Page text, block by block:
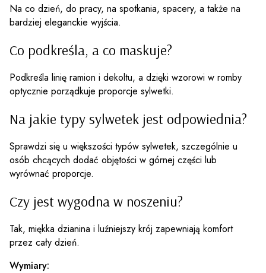
Na co dzień, do pracy, na spotkania, spacery, a także na
bardziej eleganckie wyjścia.
Co podkreśla, a co maskuje?
Podkreśla linię ramion i dekoltu, a dzięki wzorowi w romby
optycznie porządkuje proporcje sylwetki.
Na jakie typy sylwetek jest odpowiednia?
Sprawdzi się u większości typów sylwetek, szczególnie u
osób chcących dodać objętości w górnej części lub
wyrównać proporcje.
Czy jest wygodna w noszeniu?
Tak, miękka dzianina i luźniejszy krój zapewniają komfort
przez cały dzień.
Wymiary: